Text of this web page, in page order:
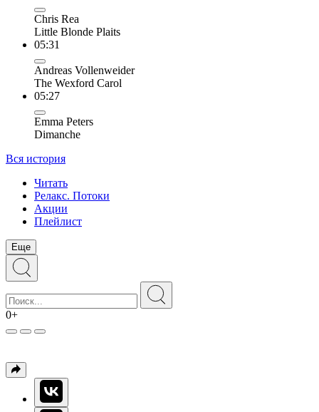
Chris Rea
Little Blonde Plaits
05:31
Andreas Vollenweider
The Wexford Carol
05:27
Emma Peters
Dimanche
Вся история
Читать
Релакс. Потоки
Акции
Плейлист
Еще
0+